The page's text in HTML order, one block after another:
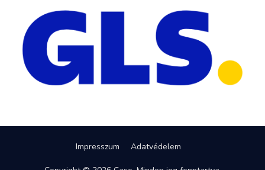
Impresszum Adatvédelem